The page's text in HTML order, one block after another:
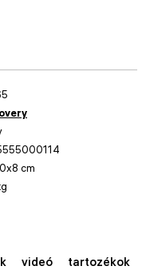
cm
videó tartozékok